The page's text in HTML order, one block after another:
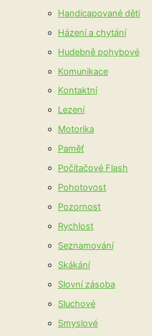
Handicapované děti
Házení a chytání
Hudebně pohybové
Komunikace
Kontaktní
Lezení
Motorika
Paměť
Počítačové Flash
Pohotovost
Pozornost
Rychlost
Seznamování
Skákání
Slovní zásoba
Sluchové
Smyslové